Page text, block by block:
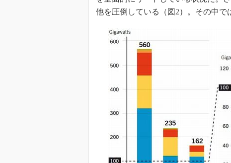
他を圧倒している（図2）。その中で